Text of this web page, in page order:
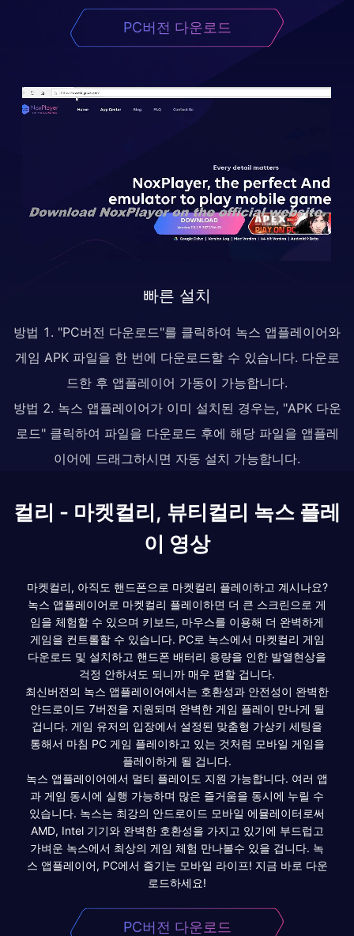
PC버전 다운로드
빠른 설치
방법 1. "PC버전 다운로드"를 클릭하여 녹스 앱플레이어와
게임 APK 파일을 한 번에 다운로드할 수 있습니다. 다운로
드한 후 앱플레이어 가동이 가능합니다.
방법 2. 녹스 앱플레이어가 이미 설치된 경우는, "APK 다운
로드" 클릭하여 파일을 다운로드 후에 해당 파일을 앱플레
이어에 드래그하시면 자동 설치 가능합니다.
컬리 - 마켓컬리, 뷰티컬리 녹스 플레
이 영상
마켓컬리, 아직도 핸드폰으로 마켓컬리 플레이하고 계시나요?
녹스 앱플레이어로 마켓컬리 플레이하면 더 큰 스크린으로 게
임을 체험할 수 있으며 키보드, 마우스를 이용해 더 완벽하게
게임을 컨트롤할 수 있습니다. PC로 녹스에서 마켓컬리 게임
다운로드 및 설치하고 핸드폰 배터리 용량을 인한 발열현상을
걱정 안하셔도 되니까 매우 편할 겁니다.
최신버전의 녹스 앱플레이어에서는 호환성과 안전성이 완벽한
안드로이드 7버전을 지원되며 완벽한 게임 플레이 만나게 될
겁니다. 게임 유저의 입장에서 설정된 맞춤형 가상키 세팅을
통해서 마침 PC 게임 플레이하고 있는 것처럼 모바일 게임을
플레이하게 될 겁니다.
녹스 앱플레이어에서 멀티 플레이도 지원 가능합니다. 여러 앱
과 게임 동시에 실행 가능하며 많은 즐거움을 동시에 누릴 수
있습니다. 녹스는 최강의 안드로이드 모바일 에뮬레이터로써
AMD, Intel 기기와 완벽한 호환성을 가지고 있기에 부드럽고
가벼운 녹스에서 최상의 게임 체험 만나볼수 있을 겁니다. 녹
스 앱플레이어, PC에서 즐기는 모바일 라이프! 지금 바로 다운
로드하세요!
PC버전 다운로드